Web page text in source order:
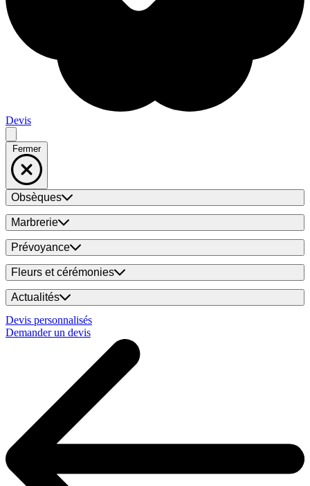
Devis
Fermer
Obsèques
Marbrerie
Prévoyance
Fleurs et cérémonies
Actualités
Devis personnalisés
Demander un devis